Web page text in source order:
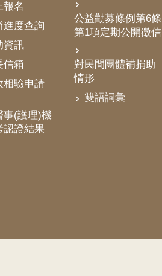
報名
進度查詢
資訊
信箱
相驗申請
事(護理)機
認證結果
公益勸募條例第6條
第1項定期公開徵信
對民間團體補捐助
情形
雙語詞彙